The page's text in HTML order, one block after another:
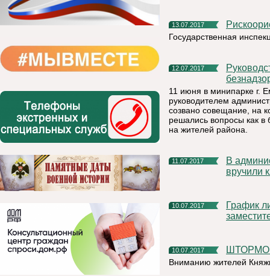
13.07.2017
Государственная
12.07.2017
Руководство района держит на контроле ситуцию с
11 июня в минипарке г.
руководителем
созвано совещание, на
решались вопросы как
на жителей района.
11.07.2017
В администрации МР «Княжпогостский» торжественно
вручили
10.07.2017
График личного приема руководителя администрации и
10.07.2017
Вниманию жителей